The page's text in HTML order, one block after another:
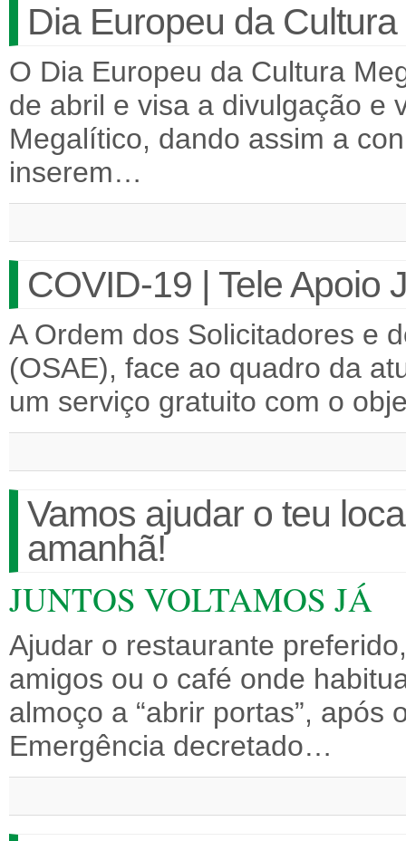
Dia Europeu da
O Dia Europeu da Cultura
de abril e visa a divulgação e
Megalítico, dando assim a
inserem…
COVID-19 | Tele Apoio
A Ordem dos Solicitadores e
(OSAE), face ao quadro da
um serviço gratuito com o
Vamos ajudar o teu
amanhã!
JUNTOS VOLTAMOS JÁ
Ajudar o restaurante
amigos ou o café onde
almoço a “abrir portas”, após
Emergência decretado…